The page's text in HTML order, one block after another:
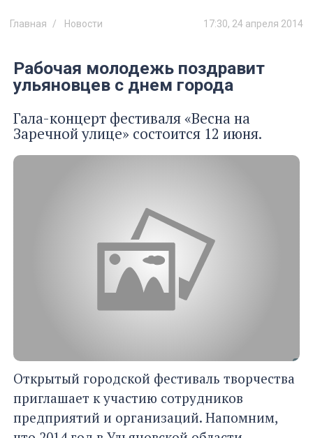
Главная Новости 17:30, 24 апреля 2014
Рабочая молодежь поздравит
ульяновцев с днем города
Гала-концерт фестиваля «Весна на
Заречной улице» состоится 12 июня.
Открытый городской фестиваль творчества
приглашает к участию сотрудников
предприятий и организаций. Напомним,